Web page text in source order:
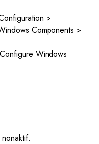
>
Components >
Windows